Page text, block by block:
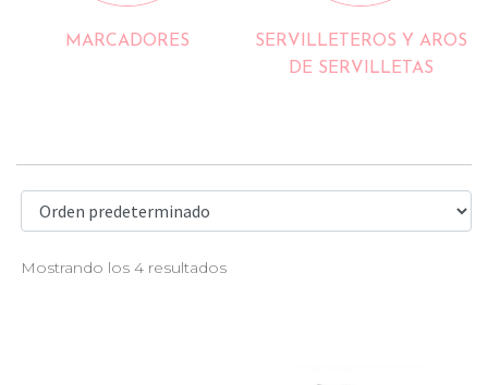
MARCADORES
SERVILLETEROS Y AROS
DE SERVILLETAS
Mostrando los 4 resultados